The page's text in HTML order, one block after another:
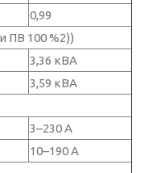
0,99
ПВ 100 %2))
3,36 кВА
3,59 кВА
3–230 А
10–190 А